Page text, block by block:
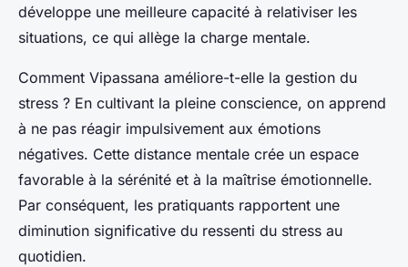
développe une meilleure capacité à relativiser les
situations, ce qui allège la charge mentale.
Comment Vipassana améliore-t-elle la gestion du
stress ? En cultivant la pleine conscience, on apprend
à ne pas réagir impulsivement aux émotions
négatives. Cette distance mentale crée un espace
favorable à la sérénité et à la maîtrise émotionnelle.
Par conséquent, les pratiquants rapportent une
diminution significative du ressenti du stress au
quotidien.